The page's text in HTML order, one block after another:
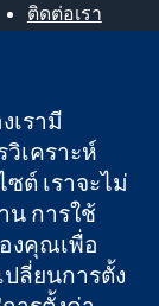
ติดต่อเรา
About us
ตำแหน่งงาน
Cochrane
Library
(เลขที่ 1045921)
เรามี
เคราะห์
ต์ เราจะไม่
น การใช้
งคุณเพื่อ
ลี่ยนการตั้ง